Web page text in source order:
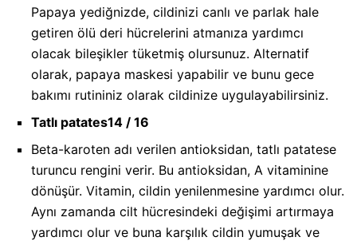
Papaya yediğnizde, cildinizi canlı ve parlak hale
getiren ölü deri hücrelerini atmanıza yardımcı
olacak bileşikler tüketmiş olursunuz. Alternatif
olarak, papaya maskesi yapabilir ve bunu gece
bakımı rutininiz olarak cildinize uygulayabilirsiniz.
Tatlı patates14 / 16
Beta-karoten adı verilen antioksidan, tatlı patatese
turuncu rengini verir. Bu antioksidan, A vitaminine
dönüşür. Vitamin, cildin yenilenmesine yardımcı olur.
Aynı zamanda cilt hücresindeki değişimi artırmaya
yardımcı olur ve buna karşılık cildin yumuşak ve